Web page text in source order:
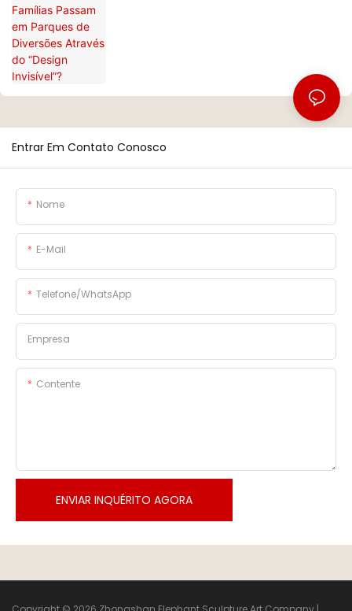
Entrar Em Contato Conosco
Nome
E-Mail
Telefone/WhatsApp
Empresa
Contente
ENVIAR INQUÉRITO AGORA